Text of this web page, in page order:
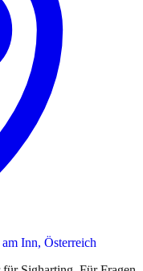
Inn, Österreich